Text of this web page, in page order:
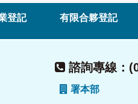
登記 有限合夥登記
諮詢專線：
署本部